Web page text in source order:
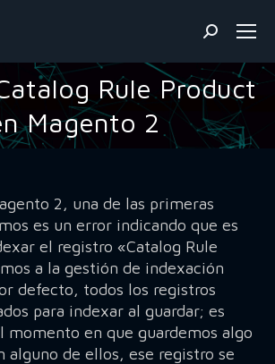
Buscar:
Rule Product
Magento 2
Estás aquí:
2, una de las primeras
es un error indicando que es
el registro «Catalog Rule
a la gestión de indexación
defecto, todos los registros
para indexar al guardar; es
momento en que guardemos algo
alguno de ellos, ese registro se